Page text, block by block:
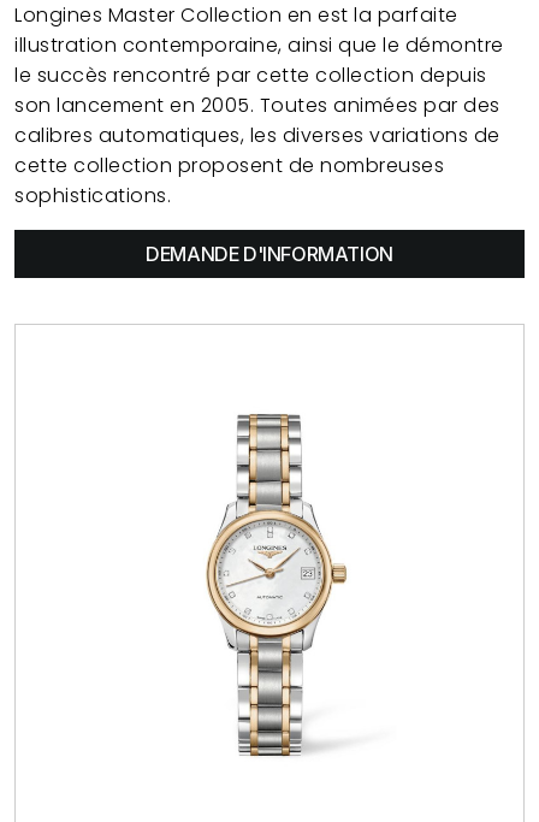
Longines Master Collection en est la parfaite
illustration contemporaine, ainsi que le démontre
le succès rencontré par cette collection depuis
son lancement en 2005. Toutes animées par des
calibres automatiques, les diverses variations de
cette collection proposent de nombreuses
sophistications.
DEMANDE D'INFORMATION